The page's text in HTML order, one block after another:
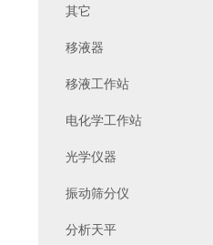
其它
移液器
移液工作站
电化学工作站
光学仪器
振动筛分仪
分析天平